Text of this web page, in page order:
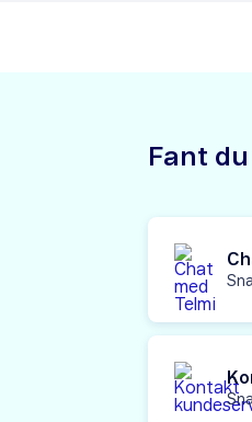
Fant